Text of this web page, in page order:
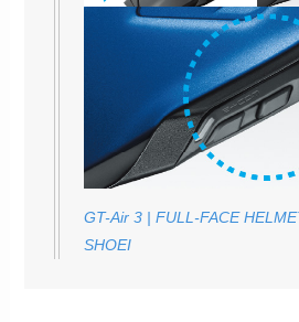
GT-Air 3 | FULL-FACE
SHOEI